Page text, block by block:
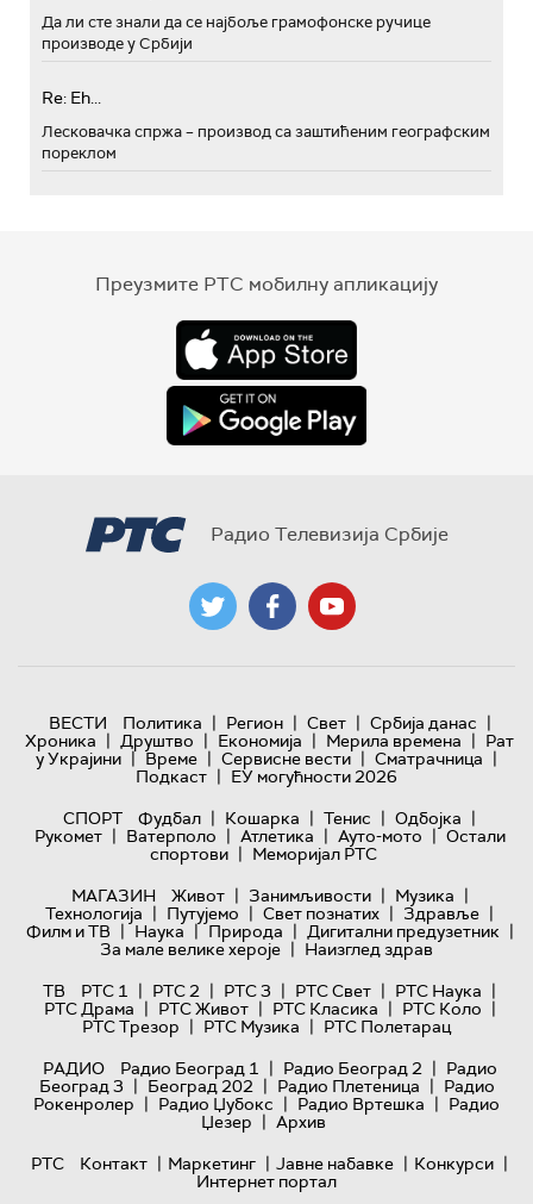
Да ли сте знали да се најбоље грамофонске ручице
производе у Србији
Re: Eh...
Лесковачка спржа – производ са заштићеним географским
пореклом
Преузмите РТС мобилну апликацију
Радио Телевизија Србије
ВЕСТИ Политика | Регион | Свет | Србија данас |
Хроника | Друштво | Економија | Мерила времена | Рат
у Украјини | Време | Сервисне вести | Сматрачница |
Подкаст | ЕУ могућности 2026
СПОРТ
Фудбал | Кошарка | Тенис | Одбојка |
Рукомет | Ватерполо | Атлетика | Ауто-мото | Остали
спортови | Меморијал РТС
МАГАЗИН
Живот | Занимљивости | Музика |
Технологијa | Путујемо | Свет познатих | Здравље |
Филм и ТВ | Наука | Природа | Дигитални предузетник |
За мале велике хероје | Наизглед здрав
ТВ
РТС 1 | РТС 2 | РТС 3 | РТС Свет | РТС Наука |
РТС Драма | РТС Живот | РТС Класика | РТС Коло |
РТС Трезор | РТС Музика | РТС Полетарац
РАДИО
Радио Београд 1 | Радио Београд 2 | Радио
Београд 3 | Београд 202 | Радио Плетеница | Радио
Рокенролер | Радио Џубокс | Радио Вртешка | Радио
Џезер | Архив
РТС
Контакт | Маркетинг | Јавне набавке | Конкурси |
Интернет портал